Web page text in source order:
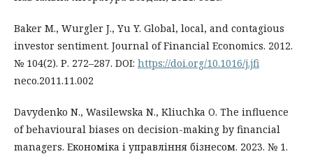
Baker M., Wurgler J., Yu Y. Global, local, and contagious
investor sentiment. Journal of Financial Economics. 2012.
№ 104(2). Р. 272–287. DOI: https://doi.org/10.1016/j.jfi
neco.2011.11.002
Davydenko N., Wasilewska N., Kliuchka O. The influence
of behavioural biases on decision-making by financial
managers. Економіка і управління бізнесом. 2023. № 1.